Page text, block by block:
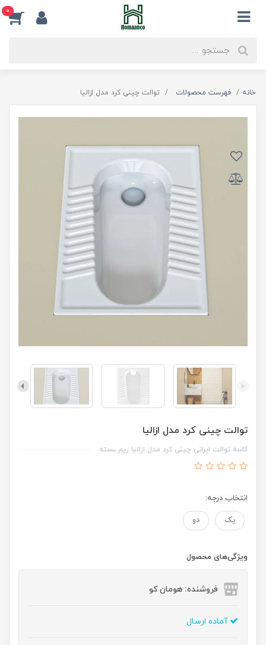
0
خانه فهرست محصولات توالت چینی کرد مدل ازالیا
توالت چینی کرد مدل ازالیا
کاسه توالت ایرانی چینی کرد مدل ازالیا ریم بسته
انتخاب درجه:
یک دو
ویژگی‌های محصول
فروشنده: هومان کو
آماده ارسال